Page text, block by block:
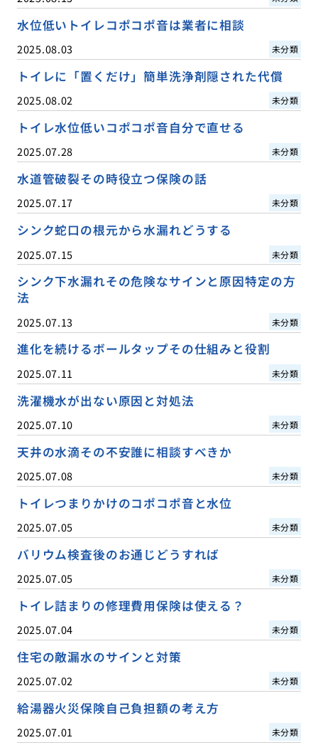
水位低いトイレコポコポ音は業者に相談
2025.08.03 未分類
トイレに「置くだけ」簡単洗浄剤隠された代償
2025.08.02 未分類
トイレ水位低いコポコポ音自分で直せる
2025.07.28 未分類
水道管破裂その時役立つ保険の話
2025.07.17 未分類
シンク蛇口の根元から水漏れどうする
2025.07.15 未分類
シンク下水漏れその危険なサインと原因特定の方
法
2025.07.13 未分類
進化を続けるボールタップその仕組みと役割
2025.07.11 未分類
洗濯機水が出ない原因と対処法
2025.07.10 未分類
天井の水滴その不安誰に相談すべきか
2025.07.08 未分類
トイレつまりかけのコポコポ音と水位
2025.07.05 未分類
バリウム検査後のお通じどうすれば
2025.07.05 未分類
トイレ詰まりの修理費用保険は使える？
2025.07.04 未分類
住宅の敵漏水のサインと対策
2025.07.02 未分類
給湯器火災保険自己負担額の考え方
2025.07.01 未分類